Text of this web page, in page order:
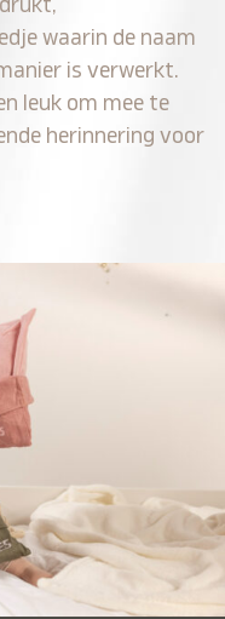
waarin de naam
is verwerkt.
leuk om mee te
herinnering voor